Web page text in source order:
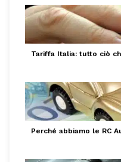
Tariffa Italia: tutto ciò
Perché abbiamo le RC